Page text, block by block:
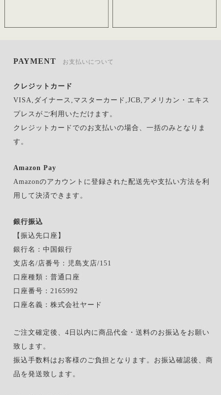
PAYMENT お支払いについて
クレジットカード
VISA,ダイナース,マスターカード,JCB,アメリカン・エキス
プレスがご利用いただけます。
クレジットカードでのお支払いの場合、一括のみとなりま
す。
Amazon Pay
Amazonのアカウントに登録された配送先や支払い方法を利
用して決済できます。
銀行振込
【振込先口座】
銀行名：中国銀行
支店名/店番号：児島支店/151
口座種類：普通口座
口座番号：2165992
口座名義：株式会社ヤード
ご注文確定後、4日以内に商品代金・送料のお振込をお願い
致します。
振込手数料はお客様のご負担となります。お振込確認後、商
品を発送致します。